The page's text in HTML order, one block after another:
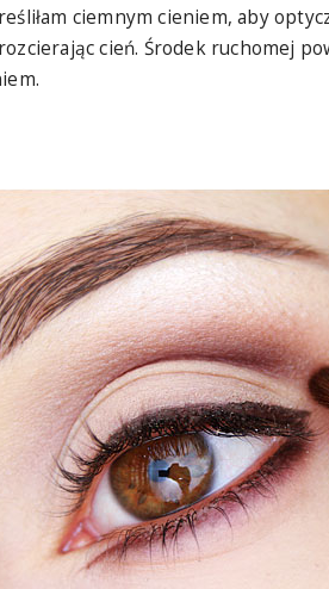
ciemnym cieniem, aby
cień. Środek ruchomej